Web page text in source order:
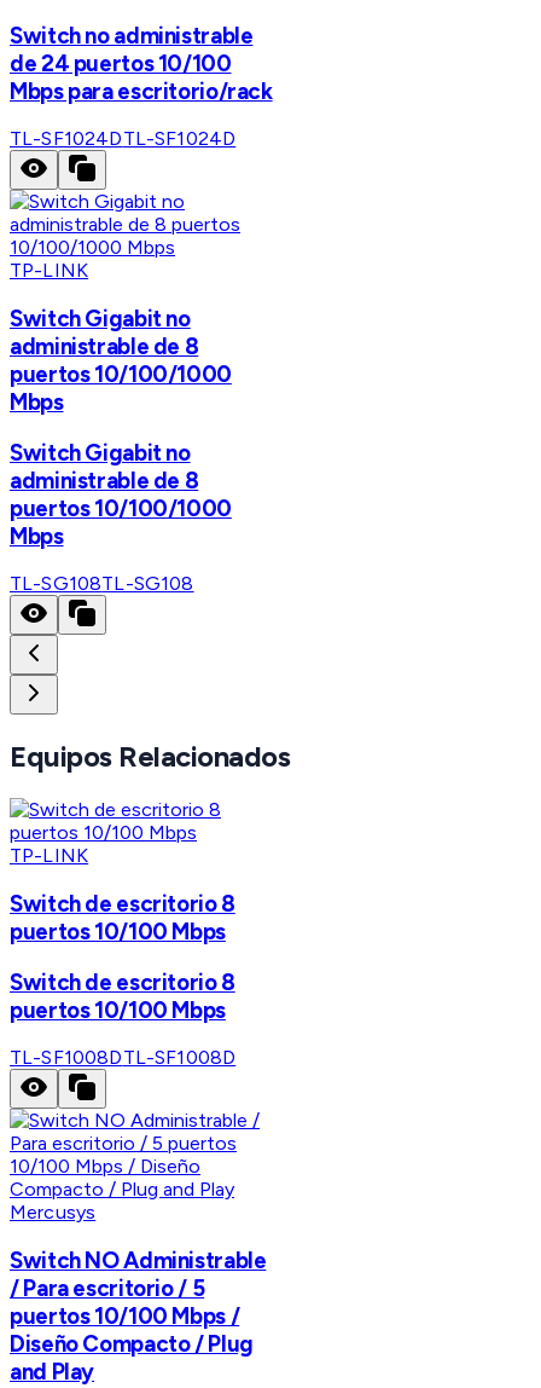
Switch no administrable
de 24 puertos 10/100
Mbps para escritorio/rack
TL-SF1024DTL-SF1024D
TP-LINK
Switch Gigabit no
administrable de 8
puertos 10/100/1000
Mbps
Switch Gigabit no
administrable de 8
puertos 10/100/1000
Mbps
TL-SG108TL-SG108
Equipos Relacionados
TP-LINK
Switch de escritorio 8
puertos 10/100 Mbps
Switch de escritorio 8
puertos 10/100 Mbps
TL-SF1008DTL-SF1008D
Mercusys
Switch NO Administrable
/ Para escritorio / 5
puertos 10/100 Mbps /
Diseño Compacto / Plug
and Play